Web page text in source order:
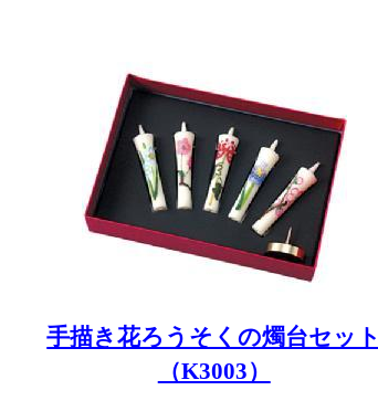
手描き花ろうそくの燭台セット
（K3003）